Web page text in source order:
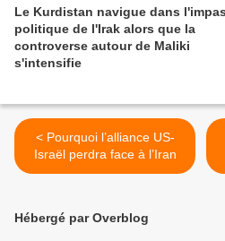
Le Kurdistan navigue dans
politique de l'Irak alors que la
controverse autour de Maliki
s'intensifie
< Pourquoi l’alliance US-
Israël perdra face à l’Iran
Hébergé par Overblog